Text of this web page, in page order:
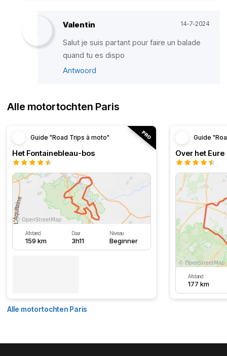
Valentin 14-7-2024
Salut je suis partant pour faire un balade
quand tu es dispo
Antwoord
Alle motortochten Paris
Guide "Road Trips à moto"
Het Fontainebleau-bos
Afstand
159 km
Duur
3h11
Niveau
Beginner
Guide
Over het Eure
Afstand
177 km
Alle motortochten Paris